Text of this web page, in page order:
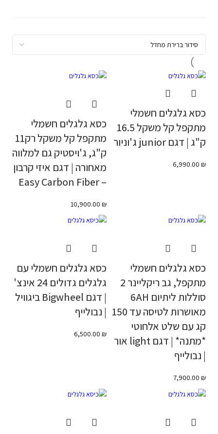
כסא גלגלים חשמלי
מתקפל קל משקל 16.5
ק"ג | דגם junior ג'וניור
6,990.00 ₪
כסא גלגלים חשמלי
מתקפל קל משקל רק11
ק"ג, ג'ויסטיק גם למלווה
מאחורה | דגם איזי קרבון
– Easy Carbon Fiber
10,900.00 ₪
כסא גלגלים חשמלי
מתקפל, גב ריקליינר 2
סוללות ליתיום 6AH
מאושרות לטיסה עד 150
קג עם שלט אלחוטי
*מתנה* | דגם light אור
| נבולייף
7,900.00 ₪
כסא גלגלים חשמלי עם
גלגלים גדולים 24 אינצ'
| דגם Bigwheel ביגוויל
| נבולייף
6,500.00 ₪